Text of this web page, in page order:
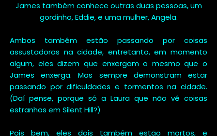
James também conhece outras duas pessoas, um
gordinho, Eddie, e uma mulher, Angela.
Ambos também estão passando por coisas
assustadoras na cidade, entretanto, em momento
algum, eles dizem que enxergam o mesmo que o
James enxerga. Mas sempre demonstram estar
passando por dificuldades e tormentos na cidade.
(Daí pense, porque só a Laura que não vê coisas
estranhas em Silent Hill?)
Pois bem, eles dois também estão mortos, e